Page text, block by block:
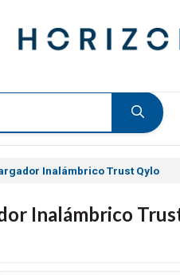
Inalámbrico Trust Qylo
Inalámbrico